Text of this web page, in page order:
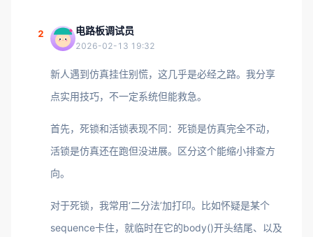
2 电路板调试员
2026-02-13 19:32
新人遇到仿真挂住别慌，这几乎是必经之路。我分享
点实用技巧，不一定系统但能救急。
首先，死锁和活锁表现不同：死锁是仿真完全不动，
活锁是仿真还在跑但没进展。区分这个能缩小排查方
向。
对于死锁，我常用‘二分法’加打印。比如怀疑是某个
sequence卡住，就临时在它的body()开头结尾、以及